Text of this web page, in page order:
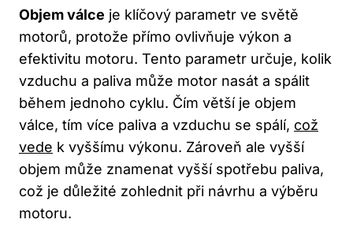
Objem válce ⁤je ⁣klíčový parametr ⁤ve světě
motorů, protože přímo ovlivňuje výkon‌ a
efektivitu motoru. Tento parametr​ určuje, kolik
vzduchu a ​paliva může motor nasát a spálit
během jednoho cyklu. Čím větší je objem
válce,‍ tím více paliva a vzduchu se spálí, což
vede ​ k vyššímu výkonu. Zároveň ale vyšší
objem může znamenat vyšší spotřebu paliva,‍
což je důležité zohlednit při návrhu a výběru
motoru.